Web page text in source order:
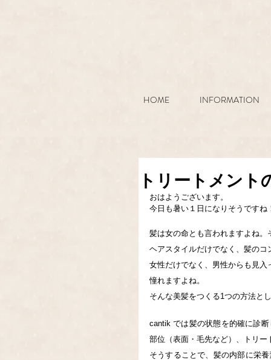
HOME INFORMATION
トリートメント
おはようございます。
今日も暑い１日になりそうですね
髪は女の命とも言われますよね
ヘアスタイルだけでなく、髪の
女性だけでなく、男性からも見
憧れますよね。
そんな美髪をつくる1つの方法と
cantik では髪の状態を的確に診
部位（表面・毛先など）、トリ
そうすることで、髪の内部に栄